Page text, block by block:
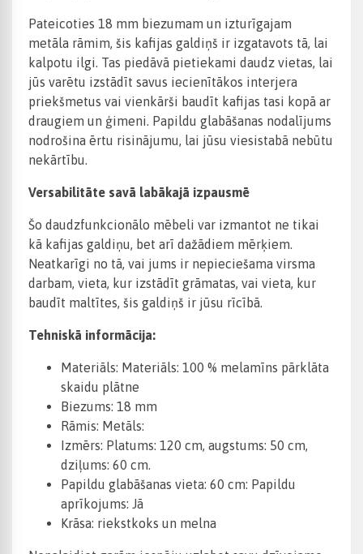
Pateicoties 18 mm biezumam un izturīgajam
metāla rāmim, šis kafijas galdiņš ir izgatavots tā, lai
kalpotu ilgi. Tas piedāvā pietiekami daudz vietas, lai
jūs varētu izstādīt savus iecienītākos interjera
priekšmetus vai vienkārši baudīt kafijas tasi kopā ar
draugiem un ģimeni. Papildu glabāšanas nodalījums
nodrošina ērtu risinājumu, lai jūsu viesistabā nebūtu
nekārtību.
Versabilitāte savā labākajā izpausmē
Šo daudzfunkcionālo mēbeli var izmantot ne tikai
kā kafijas galdiņu, bet arī dažādiem mērķiem.
Neatkarīgi no tā, vai jums ir nepieciešama virsma
darbam, vieta, kur izstādīt grāmatas, vai vieta, kur
baudīt maltītes, šis galdiņš ir jūsu rīcībā.
Tehniskā informācija:
Materiāls: Materiāls: 100 % melamīns pārklāta
skaidu plātne
Biezums: 18 mm
Rāmis: Metāls:
Izmērs: Platums: 120 cm, augstums: 50 cm,
dziļums: 60 cm.
Papildu glabāšanas vieta: 60 cm: Papildu
aprīkojums: Jā
Krāsa: riekstkoks un melna